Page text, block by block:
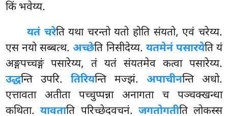
किं भवेय्य.
यतं चरेति यथा चरन्तो यतो होति संयतो, एवं चरेय्य.
एस नयो सब्बत्थ.अच्छेति निसीदेय्य. यतमेनं पसारयेति यं
अङ्गपच्चङ्गं पसारेय्य, तं यतं संयतमेव कत्वा पसारेय्य.
उद्धन्ति उपरि.तिरियन्ति मज्झं. अपाचीनन्ति अधो.
एत्तावता अतीता पच्चुप्पन्ना अनागता च पञ्चक्खन्धा
कथिता.यावताति परिच्छेदवचनं. जगतोगतीति लोकस्स